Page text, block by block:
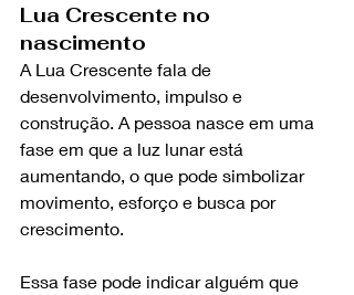
Lua Crescente no
nascimento
A Lua Crescente fala de
desenvolvimento, impulso e
construção. A pessoa nasce em uma
fase em que a luz lunar está
aumentando, o que pode simbolizar
movimento, esforço e busca por
crescimento.
Essa fase pode indicar alguém que